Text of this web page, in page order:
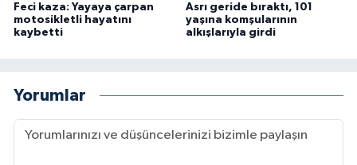
Feci kaza: Yayaya çarpan
motosikletli hayatını
kaybetti
Asrı geride bıraktı, 101
yaşına komşularının
alkışlarıyla girdi
Yorumlar